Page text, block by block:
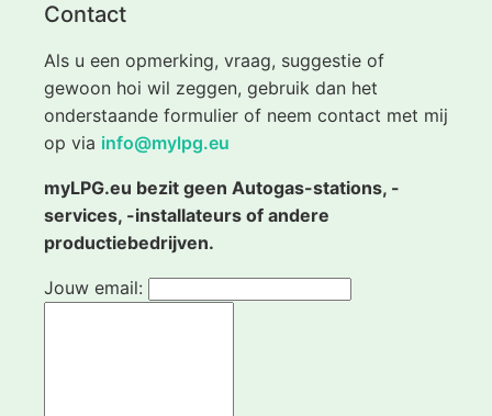
Contact
Als u een opmerking, vraag, suggestie of
gewoon hoi wil zeggen, gebruik dan het
onderstaande formulier of neem contact met mij
op via info@mylpg.eu
myLPG.eu bezit geen Autogas-stations, -
services, -installateurs of andere
productiebedrijven.
Jouw email: